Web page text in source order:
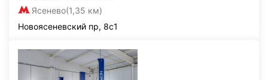
Ясенево(1,35 км)
Новоясеневский пр, 8с1